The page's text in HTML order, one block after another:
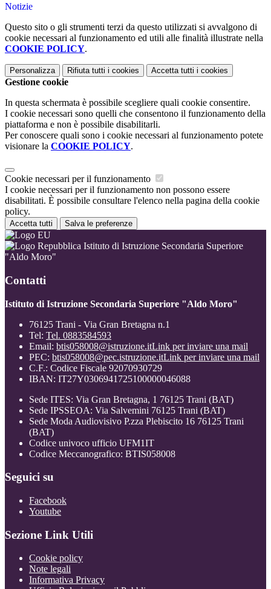
Notizie
Questo sito o gli strumenti terzi da questo utilizzati si avvalgono di
cookie necessari al funzionamento ed utili alle finalità illustrate nella
COOKIE POLICY.
Personalizza Rifiuta tutti i cookies Accetta tutti i cookies
Gestione cookie
In questa schermata è possibile scegliere quali cookie consentire.
I cookie necessari sono quelli che consentono il funzionamento della
piattaforma e non è possibile disabilitarli.
Per conoscere quali sono i cookie necessari al funzionamento potete
visionare la COOKIE POLICY.
Cookie necessari per il funzionamento
I cookie necessari per il funzionamento non possono essere
disabilitati. È possibile consultare l'elenco nella pagina della cookie
policy.
Accetta tutti Salva le preferenze
Istituto di Istruzione Secondaria Superiore
"Aldo Moro"
Contatti
Istituto di Istruzione Secondaria Superiore "Aldo Moro"
76125 Trani - Via Gran Bretagna n.1
Tel: Tel. 0883584593
Email: btis058008@istruzione.itLink per inviare una mail
PEC: btis058008@pec.istruzione.itLink per inviare una mail
C.F.: Codice Fiscale 92070930729
IBAN: IT27Y0306941725100000046088
Sede ITES: Via Gran Bretagna, 1 76125 Trani (BAT)
Sede IPSSEOA: Via Salvemini 76125 Trani (BAT)
Sede Moda Audiovisivo P.zza Plebiscito 16 76125 Trani
(BAT)
Codice univoco ufficio UFM1IT
Codice Meccanografico: BTIS058008
Seguici su
Facebook
Youtube
Sezione Link Utili
Cookie policy
Note legali
Informativa Privacy